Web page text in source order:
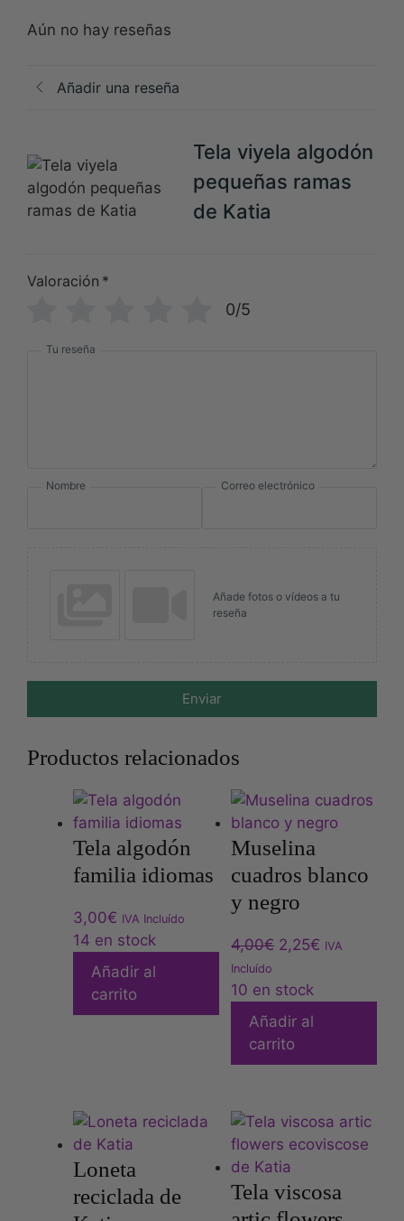
Aún no hay reseñas
Añadir una reseña
Tela viyela algodón
pequeñas ramas
de Katia
Valoración *
0/5
Tu reseña
Nombre Correo electrónico
Añade fotos o vídeos a tu
reseña
Enviar
Productos relacionados
Tela algodón
familia idiomas
3,00€ IVA Incluído
14 en stock
Añadir al
carrito
Muselina
cuadros blanco
y negro
4,00€ 2,25€ IVA
Incluído
10 en stock
Añadir al
carrito
Loneta
reciclada de
Tela viscosa